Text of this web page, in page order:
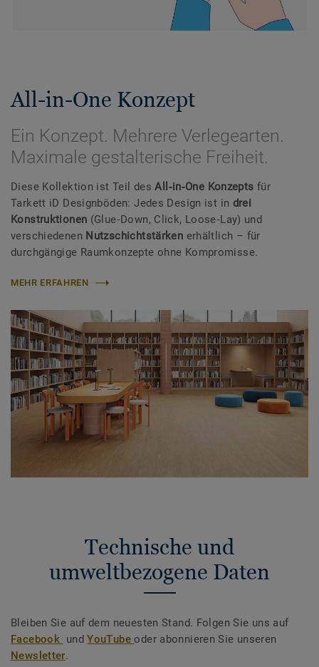
All-in-One Konzept
Ein Konzept. Mehrere Verlegearten.
Maximale gestalterische Freiheit.
Diese Kollektion ist Teil desAll‑in‑One Konzepts für
Tarkett iD Designböden: Jedes Design ist in drei
Konstruktionen (Glue‑Down, Click, Loose‑Lay) und
verschiedenen Nutzschichtstärken erhältlich – für
durchgängige Raumkonzepte ohne Kompromisse.
MEHR ERFAHREN
Technische und
umweltbezogene Daten
Bleiben Sie auf dem neuesten Stand. Folgen Sie uns auf
Facebook undYouTubeoder abonnieren Sie unseren
Newsletter.